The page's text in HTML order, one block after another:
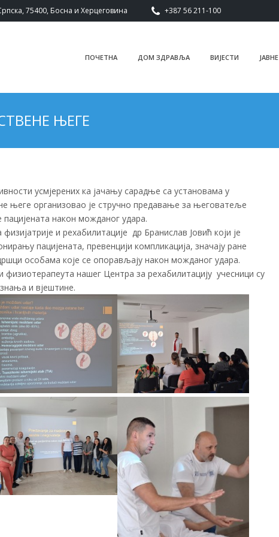
75400, Босна и Херцеговина +387 56 211-100
ПОЧЕТНА ДОМ ЗДРАВЉА ВИЈЕСТИ
ЊЕГЕ
усмјерених ка јачању сарадње са установама у
његе организовао је стручно предавање за његоватеље
након можданог удара.
и рехабилитације др Бранислав Јовић који је
пацијената, превенцији компликација, значају ране
особама које се опорављају након можданог удара.
физиотерапеута нашег Центра за рехабилитацију учесници су
и вјештине.